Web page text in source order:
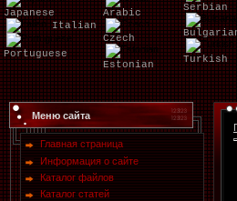
Japanese
Italian
Portuguese
Arabic
Czech
Estonian
Serbian
Turkish
Меню сайта
Главная страница
Информация о сайте
Каталог файлов
Каталог статей